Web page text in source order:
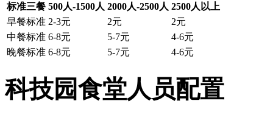
标准三餐 500人-1500人 2000人-2500人 2500人以上
早餐标准 2-3元 2元
2元
中餐标准 6-8元 5-7元
4-6元
晚餐标准 6-8元 5-7元 4-6元
科技园食堂人员配置